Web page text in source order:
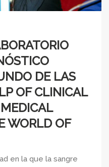
DE LAS
OF CLINICAL
WORLD OF
en la que la sangre